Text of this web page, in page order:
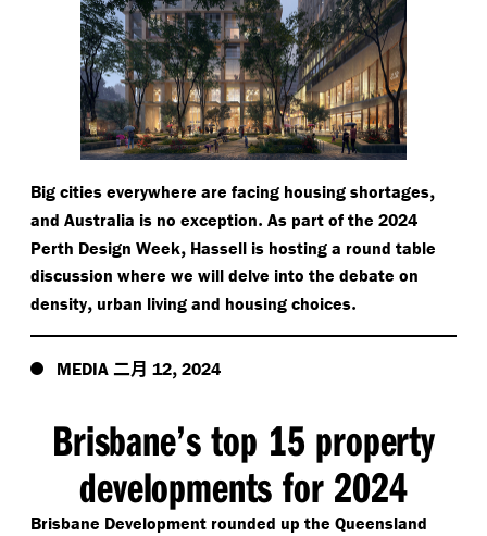
Big cities everywhere are facing housing shortages,
and Australia is no exception. As part of the 2024
Perth Design Week, Hassell is hosting a round table
discussion where we will delve into the debate on
density, urban living and housing choices.
MEDIA 二月 12, 2024
Brisbane’s top 15 property
developments for 2024
Brisbane Development rounded up the Queensland